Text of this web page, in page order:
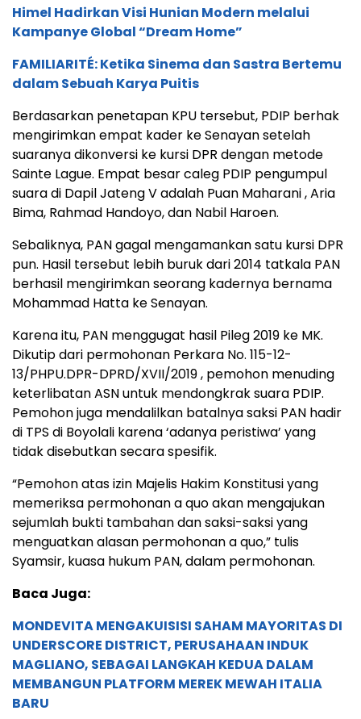
Himel Hadirkan Visi Hunian Modern melalui
Kampanye Global “Dream Home”
FAMILIARITÉ: Ketika Sinema dan Sastra Bertemu
dalam Sebuah Karya Puitis
Berdasarkan penetapan KPU tersebut, PDIP berhak
mengirimkan empat kader ke Senayan setelah
suaranya dikonversi ke kursi DPR dengan metode
Sainte Lague. Empat besar caleg PDIP pengumpul
suara di Dapil Jateng V adalah Puan Maharani , Aria
Bima, Rahmad Handoyo, dan Nabil Haroen.
Sebaliknya, PAN gagal mengamankan satu kursi DPR
pun. Hasil tersebut lebih buruk dari 2014 tatkala PAN
berhasil mengirimkan seorang kadernya bernama
Mohammad Hatta ke Senayan.
Karena itu, PAN menggugat hasil Pileg 2019 ke MK.
Dikutip dari permohonan Perkara No. 115-12-
13/PHPU.DPR-DPRD/XVII/2019 , pemohon menuding
keterlibatan ASN untuk mendongkrak suara PDIP.
Pemohon juga mendalilkan batalnya saksi PAN hadir
di TPS di Boyolali karena ‘adanya peristiwa’ yang
tidak disebutkan secara spesifik.
“Pemohon atas izin Majelis Hakim Konstitusi yang
memeriksa permohonan a quo akan mengajukan
sejumlah bukti tambahan dan saksi-saksi yang
menguatkan alasan permohonan a quo,” tulis
Syamsir, kuasa hukum PAN, dalam permohonan.
Baca Juga:
MONDEVITA MENGAKUISISI SAHAM MAYORITAS DI
UNDERSCORE DISTRICT, PERUSAHAAN INDUK
MAGLIANO, SEBAGAI LANGKAH KEDUA DALAM
MEMBANGUN PLATFORM MEREK MEWAH ITALIA
BARU